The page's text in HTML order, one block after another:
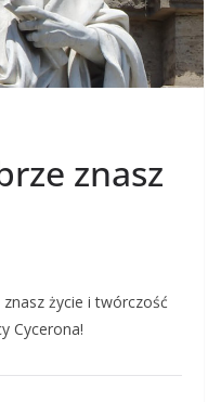
znasz
życie i twórczość
Cycerona!